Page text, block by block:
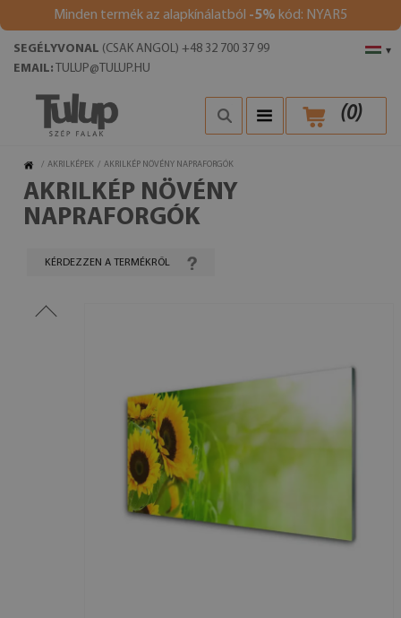
Minden termék az alapkínálatból -5% kód: NYAR5
▾
SEGÉLYVONAL (CSAK ANGOL) +48 32 700 37 99
EMAIL: TULUP@TULUP.HU
(0)
/ AKRILKÉPEK / AKRILKÉP NÖVÉNY NAPRAFORGÓK
AKRILKÉP NÖVÉNY
NAPRAFORGÓK
KÉRDEZZEN A TERMÉKRŐL